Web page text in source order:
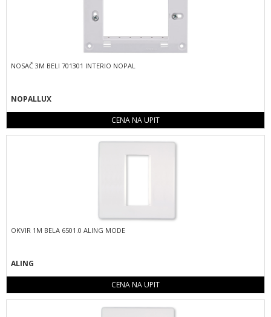
NOSAČ 3M BELI 701301 INTERIO NOPAL
NOPALLUX
CENA NA UPIT
OKVIR 1M BELA 6501.0 ALING MODE
ALING
CENA NA UPIT